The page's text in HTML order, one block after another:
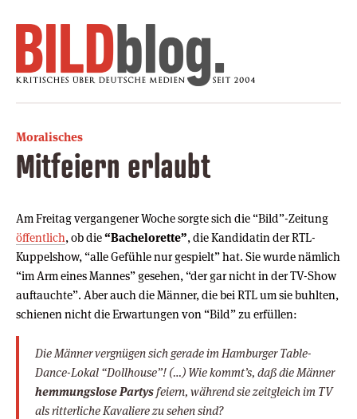
Moralisches
Mitfeiern erlaubt
Am Freitag vergangener Woche sorgte sich die “Bild”-Zeitung
öffentlich, ob die“Bachelorette”, die Kandidatin der RTL-
Kuppelshow, “alle Gefühle nur gespielt” hat. Sie wurde nämlich
“im Arm eines Mannes” gesehen, “der gar nicht in der TV-Show
auftauchte”. Aber auch die Männer, die bei RTL um sie buhlten,
schienen nicht die Erwartungen von “Bild” zu erfüllen:
Die Männer vergnügen sich gerade im Hamburger Table-
Dance-Lokal “Dollhouse”! (…) Wie kommt’s, daß die Männer
hemmungslose Partysfeiern, während sie zeitgleich im TV
als ritterliche Kavaliere zu sehen sind?